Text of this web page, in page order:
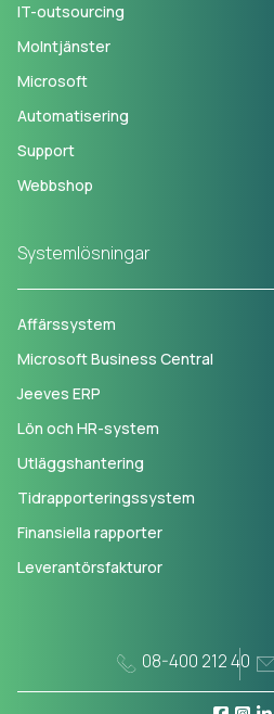
IT-outsourcing
Molntjänster
Microsoft
Automatisering
Support
Webbshop
Systemlösningar
Affärssystem
Microsoft Business Central
Jeeves ERP
Lön och HR-system
Utläggshantering
Tidrapporteringssystem
Finansiella rapporter
Leverantörsfakturor
08-400 212 40